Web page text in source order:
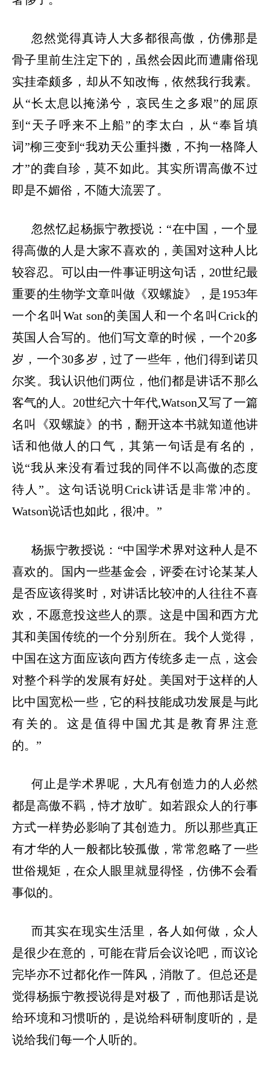
忽然觉得真诗人大多都很高傲，仿佛那是
骨子里前生注定下的，虽然会因此而遭庸俗现
实挂牵颇多，却从不知改悔，依然我行我素。
从 “长太息以掩涕兮，哀民生之多艰”的屈原
到“天子呼来不上船”的李太白，从“奉旨填
词”柳三变到“我劝天公重抖擞，不拘一格降人
才”的龚自珍，莫不如此。其实所谓高傲不过
即是不媚俗，不随大流罢了。
忽然忆起杨振宁教授说： “在中国，一个显
得高傲的人是大家不喜欢的，美国对这种人比
较容忍。可以由一件事证明这句话，20世纪最
重要的生物学文章叫做《双螺旋》，是1953年
一个名叫Wat son的美国人和一个名叫Crick的
英国人合写的。他们写文章的时候，一个20多
岁，一个30多岁，过了一些年，他们得到诺贝
尔奖。我认识他们两位，他们都是讲话不那么
客气的人。20世纪六十年代,Watson又写了一篇
名叫《双螺旋》的书，翻开这本书就知道他讲
话和他做人的口气，其第一句话是有名的，
说“我从来没有看过我的同伴不以高傲的态度
待人”。这句话说明Crick讲话是非常冲的。
Watson说话也如此，很冲。”
杨振宁教授说： “中国学术界对这种人是不
喜欢的。国内一些基金会，评委在讨论某某人
是否应该得奖时，对讲话比较冲的人往往不喜
欢，不愿意投这些人的票。这是中国和西方尤
其和美国传统的一个分别所在。我个人觉得，
中国在这方面应该向西方传统多走一点，这会
对整个科学的发展有好处。美国对于这样的人
比中国宽松一些，它的科技能成功发展是与此
有关的。这是值得中国尤其是教育界注意
的。”
何止是学术界呢，大凡有创造力的人必然
都是高傲不羁，恃才放旷。如若跟众人的行事
方式一样势必影响了其创造力。所以那些真正
有才华的人一般都比较孤傲，常常忽略了一些
世俗规矩，在众人眼里就显得怪，仿佛不会看
事似的。
而其实在现实生活里，各人如何做，众人
是很少在意的，可能在背后会议论吧，而议论
完毕亦不过都化作一阵风，消散了。但总还是
觉得杨振宁教授说得是对极了，而他那话是说
给环境和习惯听的，是说给科研制度听的，是
说给我们每一个人听的。